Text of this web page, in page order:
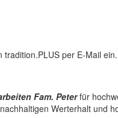
per E-Mail
Fam. Peterfür
Werterhalt und